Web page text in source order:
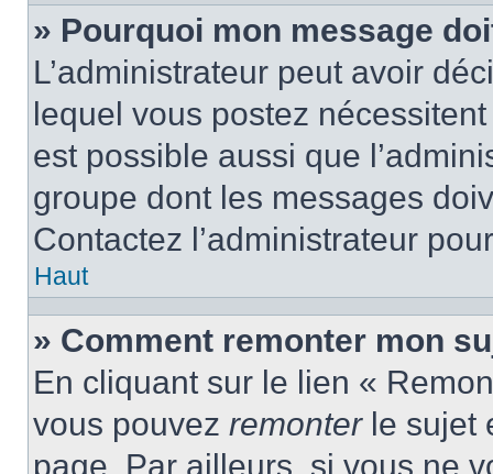
» Pourquoi mon message
L’administrateur peut avoir
lequel vous postez
est possible aussi que
groupe dont les messages
Contactez l’administrateur
Haut
» Comment remonter mon
En cliquant sur le lien «
vous pouvez remonterle sujet
page. Par ailleurs, si vous ne